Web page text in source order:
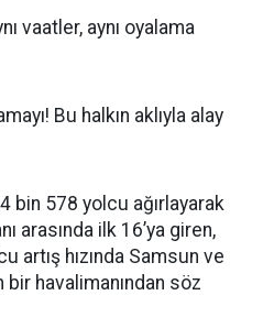
vaatler, aynı oyalama
Bu halkın aklıyla alay
bin 578 yolcu ağırlayarak
arasında ilk 16’ya giren,
artış hızında Samsun ve
bir havalimanından söz